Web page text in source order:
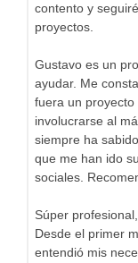
contento y
proyectos.
Gustavo es un
ayudar. Me
fuera un
involucrarse al
siempre ha
que me han ido
sociales.
Súper
Desde el primer
entendió mis